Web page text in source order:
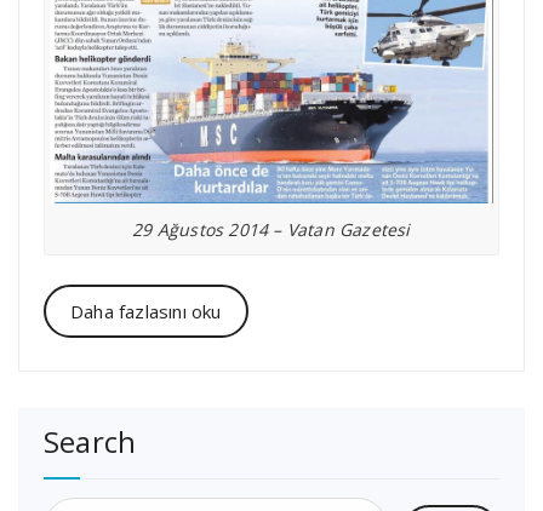
29 Ağustos 2014 – Vatan Gazetesi
Daha fazlasını oku
Search